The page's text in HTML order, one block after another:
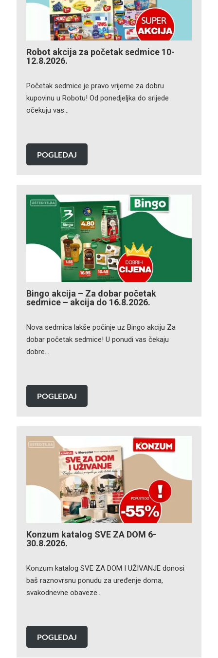
Robot akcija za početak sedmice 10-
12.8.2026.
Početak sedmice je pravo vrijeme za dobru
kupovinu u Robotu! Od ponedjeljka do srijede
očekuju vas…
POGLEDAJ
Bingo akcija – Za dobar početak
sedmice – akcija do 16.8.2026.
Nova sedmica lakše počinje uz Bingo akciju Za
dobar početak sedmice! U ponudi vas čekaju
dobre…
POGLEDAJ
Konzum katalog SVE ZA DOM 6-
30.8.2026.
Konzum katalog SVE ZA DOM I UŽIVANJE donosi
baš raznovrsnu ponudu za uređenje doma,
svakodnevne obaveze…
POGLEDAJ